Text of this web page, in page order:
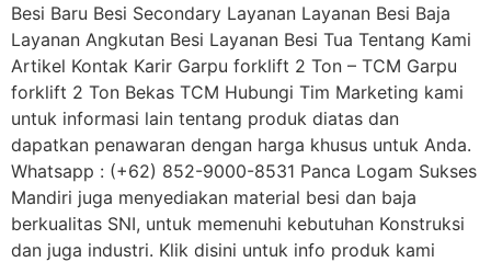
Besi Baru Besi Secondary Layanan Layanan Besi Baja
Layanan Angkutan Besi Layanan Besi Tua Tentang Kami
Artikel Kontak Karir Garpu forklift 2 Ton – TCM Garpu
forklift 2 Ton Bekas TCM Hubungi Tim Marketing kami
untuk informasi lain tentang produk diatas dan
dapatkan penawaran dengan harga khusus untuk Anda.
Whatsapp : (+62) 852-9000-8531 Panca Logam Sukses
Mandiri juga menyediakan material besi dan baja
berkualitas SNI, untuk memenuhi kebutuhan Konstruksi
dan juga industri. Klik disini untuk info produk kami